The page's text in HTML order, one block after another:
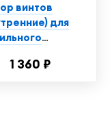
винтов
для
Apple
1 360 ₽